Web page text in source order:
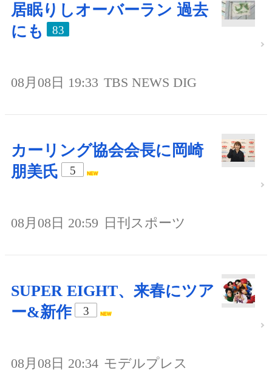
居眠りしオーバーラン 過去
にも
83
08月08日 19:33 TBS NEWS DIG
カーリング協会会長に岡崎
朋美氏
5
08月08日 20:59 日刊スポーツ
SUPER EIGHT、来春にツア
ー&新作
3
08月08日 20:34 モデルプレス